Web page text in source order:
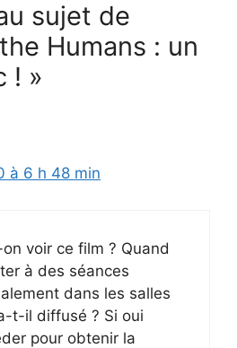
sujet de
Humans : un
! »
à 6 h 48 min
voir ce film ? Quand
à des séances
dans les salles
t-il diffusé ? Si oui
pour obtenir la